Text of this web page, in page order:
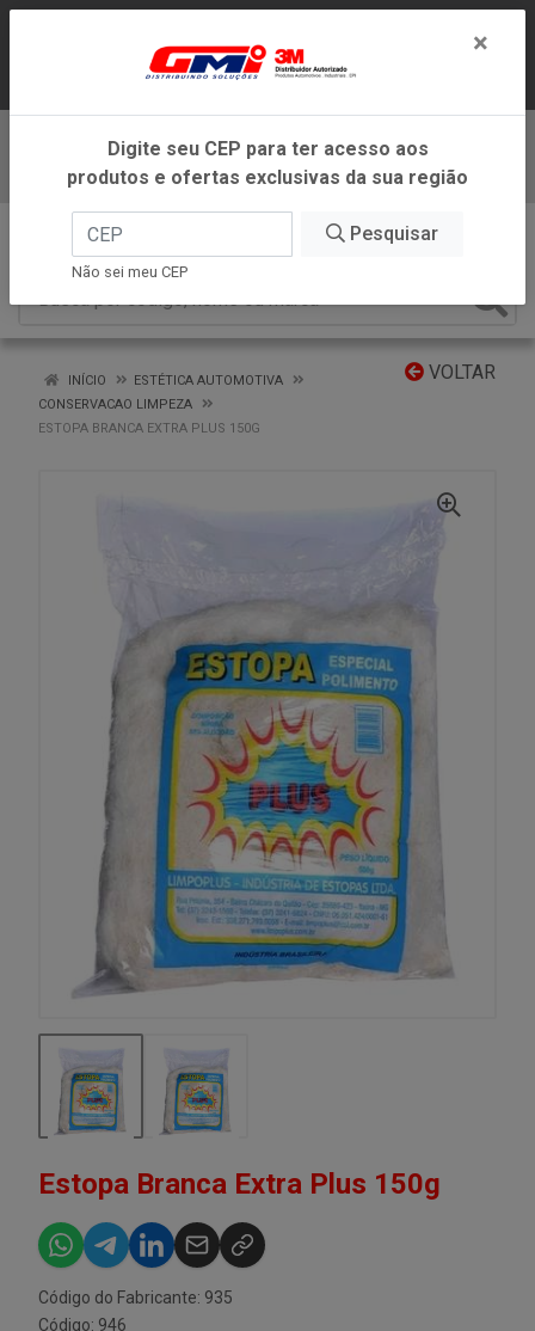
ATENDIMENTO DENTRO DO ESTADO DE
MINAS GERAIS.
Baixe já nosso APP
VOLTAR
INÍCIO
ESTÉTICA AUTOMOTIVA
CONSERVACAO LIMPEZA
ESTOPA BRANCA EXTRA PLUS 150G
Estopa Branca Extra Plus 150g
Código do Fabricante: 935
Código: 946
×
Digite seu CEP para ter acesso aos
produtos e ofertas exclusivas da sua região
Pesquisar
Não sei meu CEP